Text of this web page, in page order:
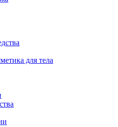
для тела